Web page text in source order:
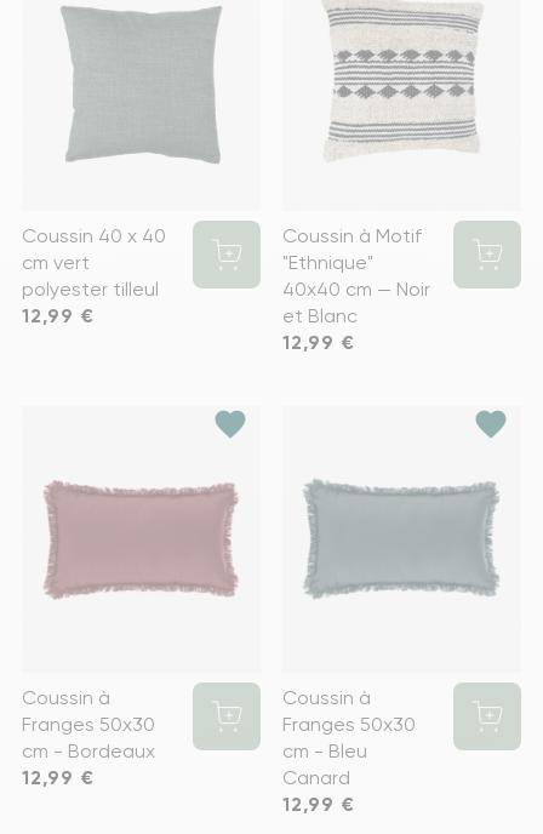
Coussin 40 x 40
cm vert
polyester tilleul
Prix
12,99 €
Coussin à Motif
"Ethnique"
40x40 cm — Noir
et Blanc
Prix
12,99 €
favorite
Coussin à
Franges 50x30
cm - Bordeaux
Prix
12,99 €
favorite
Coussin à
Franges 50x30
cm - Bleu
Canard
Prix
12,99 €